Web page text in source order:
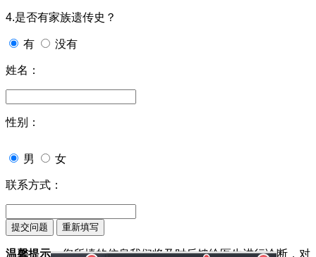
4.是否有家族遗传史？
有 没有
姓名：
性别：
男 女
联系方式：
温馨提示：您所填的信息我们将及时反馈给医生进行诊断，对